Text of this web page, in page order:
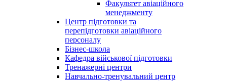
Факультет авіаційного
менеджменту
Центр підготовки та
перепідготовки авіаційного
персоналу
Бізнес-школа
Кафедра військової підготовки
Тренажерні центри
Навчально-тренувальний центр